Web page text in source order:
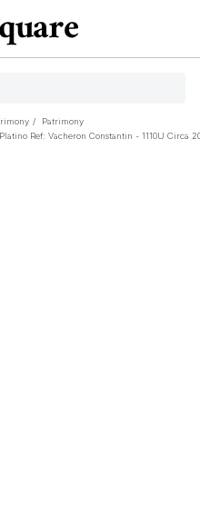
/
Patrimony
Ref: Vacheron Constantin - 1110U Circa